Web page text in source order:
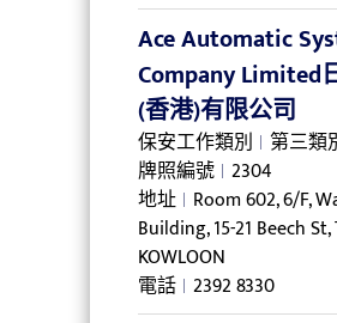
Ace Automatic
Company Limited
(香港)有限公司
保安工作類別 第三類
牌照編號 2304
地址 Room 602, 6/F,
Building, 15-21 Beech St,
KOWLOON
電話 2392 8330